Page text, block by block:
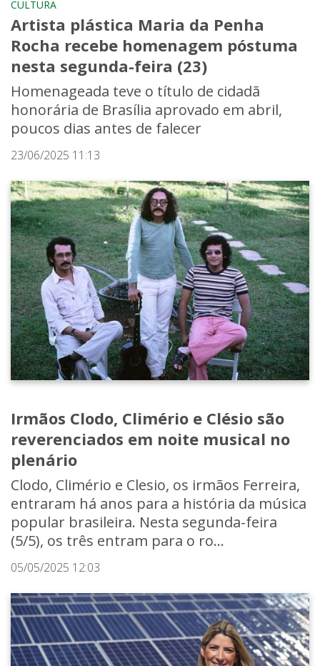
CULTURA
Artista plástica Maria da Penha
Rocha recebe homenagem póstuma
nesta segunda-feira (23)
Homenageada teve o título de cidadã
honorária de Brasília aprovado em abril,
poucos dias antes de falecer
23/06/2025 11:13
Irmãos Clodo, Climério e Clésio são
reverenciados em noite musical no
plenário
Clodo, Climério e Clesio, os irmãos Ferreira,
entraram há anos para a história da música
popular brasileira. Nesta segunda-feira
(5/5), os três entram para o ro...
05/05/2025 12:03